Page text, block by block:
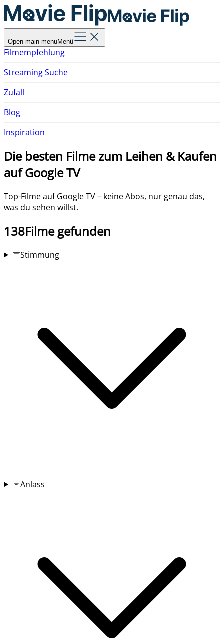
Open main menuMenü
Filmempfehlung
Streaming Suche
Zufall
Blog
Inspiration
Die besten Filme zum Leihen & Kaufen
auf Google TV
Top-Filme auf Google TV – keine Abos, nur genau das,
was du sehen willst.
138Filme gefunden
Stimmung
Anlass